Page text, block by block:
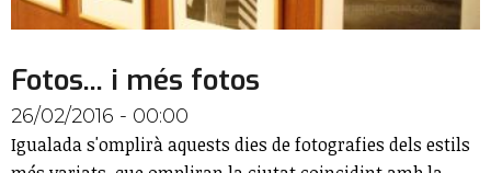
Fotos... i més fotos
26/02/2016 - 00:00
Igualada s'omplirà aquests dies de fotografies dels estils